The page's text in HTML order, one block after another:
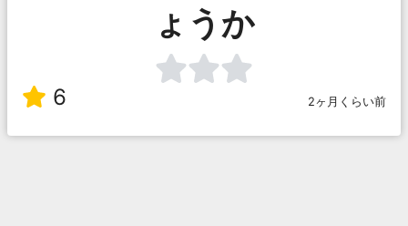
ょうか
6 2ヶ月くらい前